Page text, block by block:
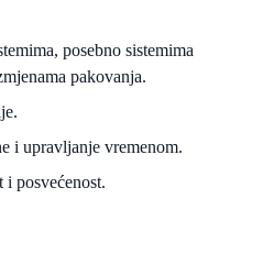
posebno sistemima
pakovanja.
i upravljanje vremenom.
posvećenost.